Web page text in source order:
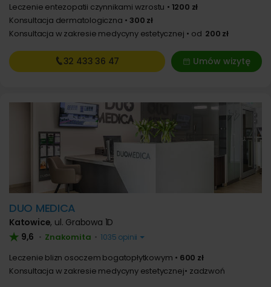
Leczenie entezopatii czynnikami wzrostu
1200 zł
Konsultacja dermatologiczna
300 zł
Konsultacja w zakresie medycyny estetycznej
od 200 zł
Umów wizytę
32 433 36 47
DUO MEDICA
Katowice, ul. Grabowa 1D
9,6 • Znakomita • 1035 opinii
Leczenie blizn osoczem bogatopłytkowym
600 zł
Konsultacja w zakresie medycyny estetycznej zadzwoń